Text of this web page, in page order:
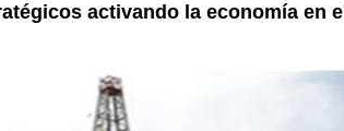
activando la economía en el